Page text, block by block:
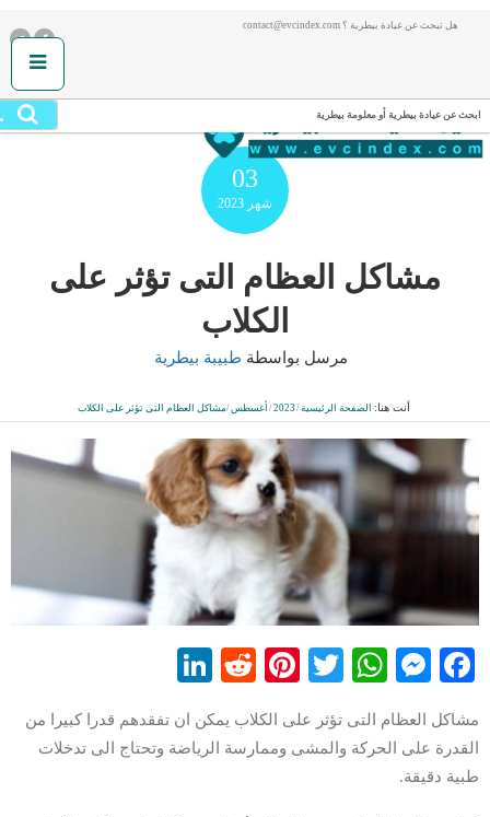
هل تبحث عن عيادة بيطرية ؟ contact@evcindex.com
ابحث عن عيادة بيطرية أو معلومة بيطرية
03
شهر 2023
مشاكل العظام التى تؤثر على
الكلاب
مرسل بواسطة طبيبة بيطرية
أنت هنا: الصفحة الرئيسية/
2023
/ أغسطس/مشاكل العظام التى تؤثر على الكلاب
Facebook
Messenger
WhatsApp
Twitter
Pinterest
Reddit
مشاكل العظام التى تؤثر على الكلاب يمكن ان تفقدهم قدرا كبيرا من
القدرة على الحركة والمشى وممارسة الرياضة وتحتاج الى تدخلات
طبية دقيقة.